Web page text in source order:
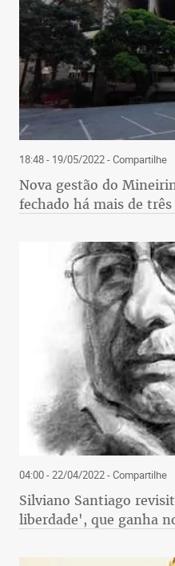
18:48 - 19/05/2022- Compartilhe
Nova gestão do
fechado há mais de três
04:00 - 22/04/2022- Compartilhe
Silviano Santiago
liberdade', que ganha